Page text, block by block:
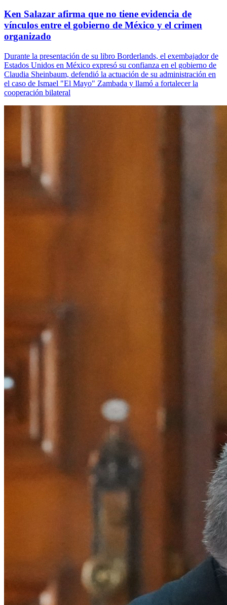
Ken Salazar afirma que no tiene evidencia de
vínculos entre el gobierno de México y el crimen
organizado
Durante la presentación de su libro Borderlands, el exembajador de
Estados Unidos en México expresó su confianza en el gobierno de
Claudia Sheinbaum, defendió la actuación de su administración en
el caso de Ismael "El Mayo" Zambada y llamó a fortalecer la
cooperación bilateral